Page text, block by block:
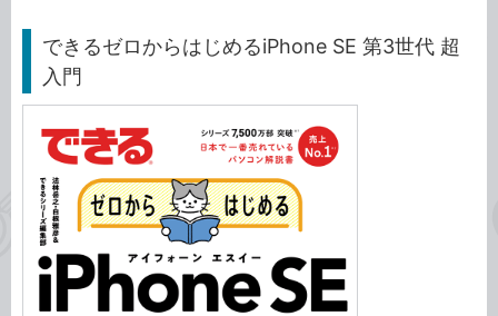
できるゼロからはじめるiPhone SE 第3世代 超
入門